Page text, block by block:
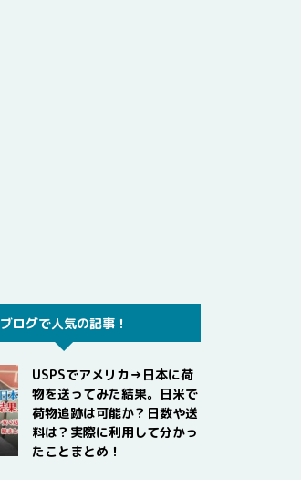
ブログで人気の記事！
USPSでアメリカ→日本に荷
物を送ってみた結果。日米で
荷物追跡は可能か？日数や送
料は？実際に利用して分かっ
たことまとめ！